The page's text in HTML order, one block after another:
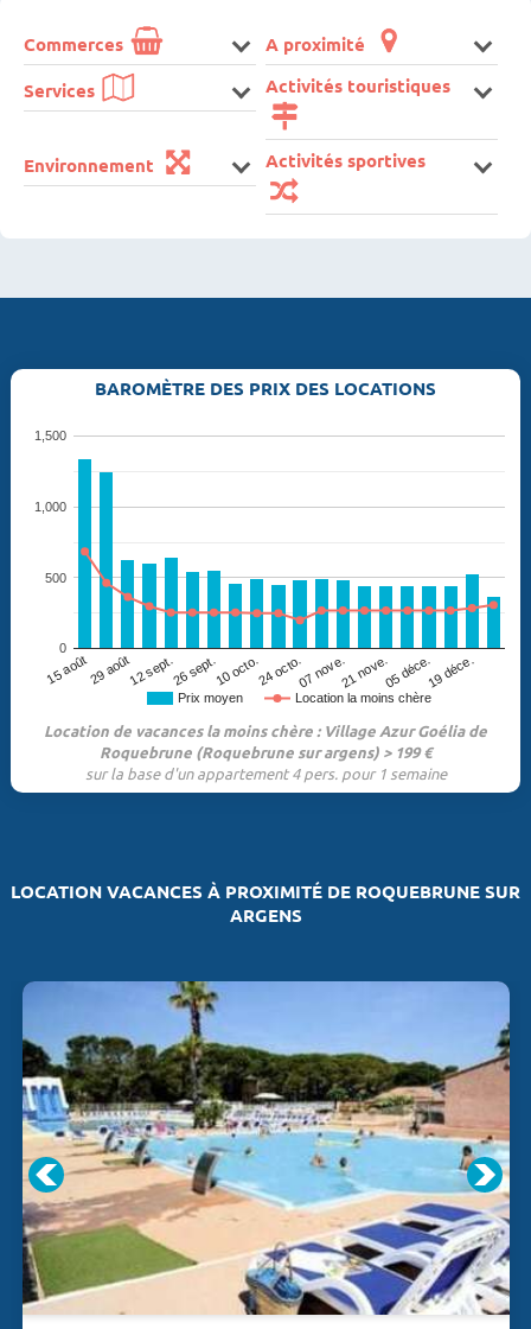
Commerces
A proximité
Services
Activités touristiques
Environnement Activités sportives
BAROMÈTRE DES PRIX DES LOCATIONS
Prix moyen Location la moins chère
15 août29 août12 sept.26 sept.10 octo.24 octo.07 nove.21 nove.05 déce.19 déce.
0
500
1,000
1,500
Location de vacances la moins chère : Village Azur Goélia de
Roquebrune (Roquebrune sur argens) > 199 €
sur la base d'un appartement 4 pers. pour 1 semaine
LOCATION VACANCES À PROXIMITÉ DE ROQUEBRUNE SUR
ARGENS